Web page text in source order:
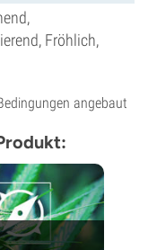
Fröhlich,
angebaut